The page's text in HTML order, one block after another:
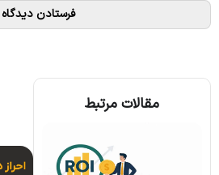
مقالات مرتبط